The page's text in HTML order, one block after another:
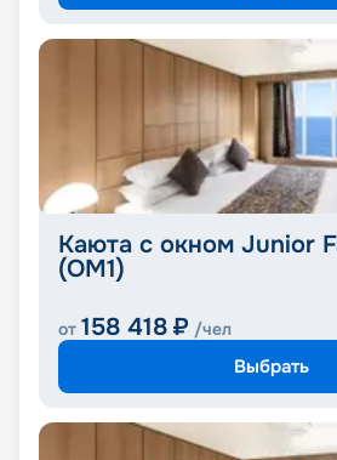
Каюта с окном Junior
(OM1)
от 158 418 ₽ /чел
Выбрать